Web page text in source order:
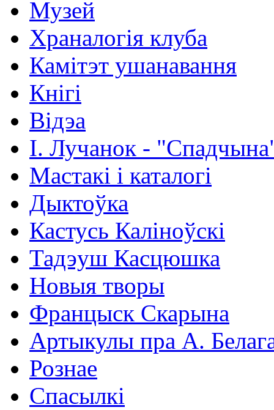
Музей
Храналогія клуба
Камітэт ушанавання
Кнігі
Відэа
І. Лучанок -
Мастакі i каталогi
Дыктоўка
Кастусь Каліноўскі
Тадэуш Касцюшка
Новыя творы
Францыск Скарына
Артыкулы пра А.
Рознае
Спасылкі